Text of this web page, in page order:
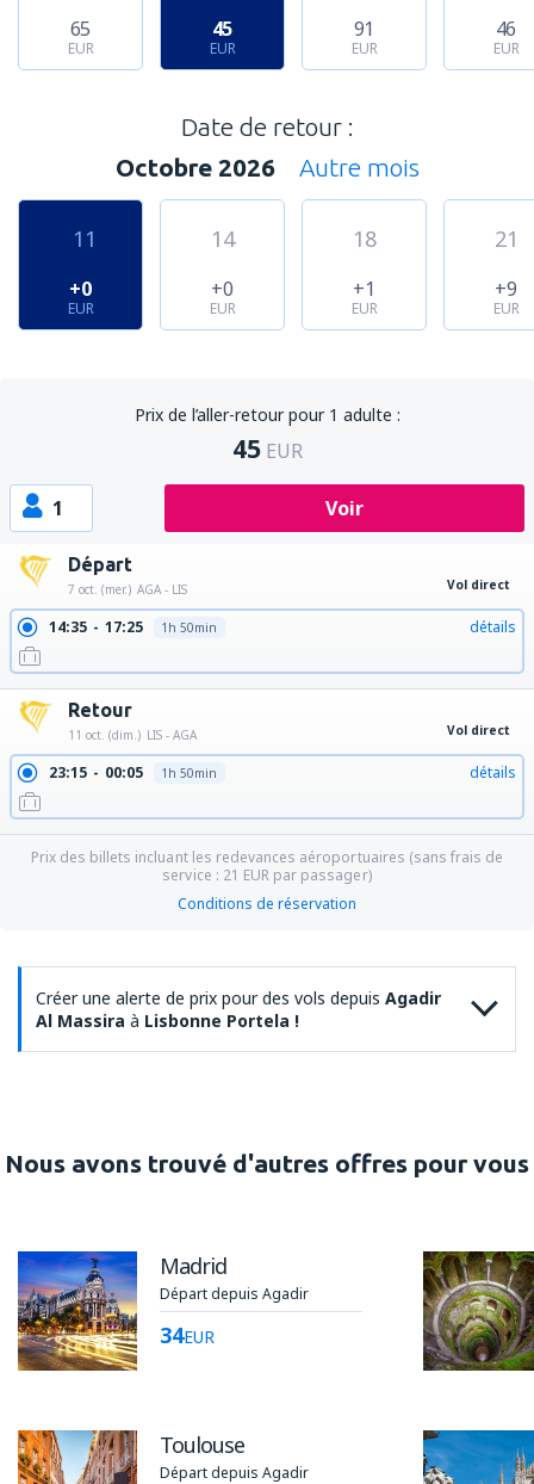
65
EUR
45
EUR
91
EUR
46
EUR
Date de retour :
Octobre 2026
Autre mois
11
+0
EUR
14
+0
EUR
18
+1
EUR
21
+9
EUR
Prix de l’aller-retour pour 1 adulte :
45 EUR
1 Voir
Départ
7 oct. (mer.) AGA - LIS Vol direct
14:35 17:25 1h 50min détails
Retour
11 oct. (dim.) LIS - AGA Vol direct
23:15 00:05 1h 50min détails
Prix des billets incluant les redevances aéroportuaires (sans frais de
service : 21 EUR par passager)
Conditions de réservation
Créer une alerte de prix pour des vols depuis Agadir
Al Massira à Lisbonne Portela !
Nous avons trouvé d'autres offres pour vous
Madrid
Départ depuis Agadir
34EUR
Toulouse
Départ depuis Agadir